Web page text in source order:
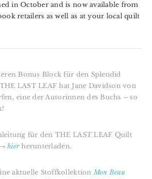
in October and is now available from
retailers as well as at your local quilt
Bonus Block für den Splendid
LAST LEAFhat Jane Davidson von
eine der Autorinnen des Buchs – so
für den THE LAST LEAF Quilt
hier herunterladen.
aktuelle Stoffkollektion Mon Beau